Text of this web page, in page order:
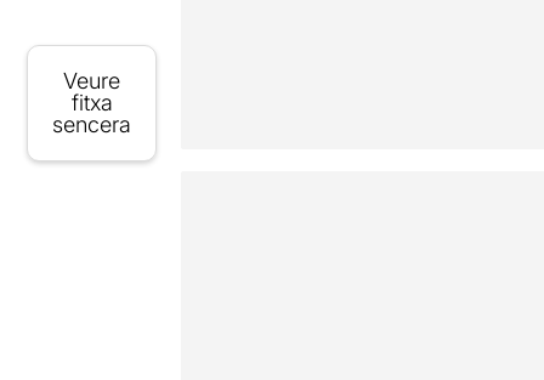
Veure
fitxa
sencera